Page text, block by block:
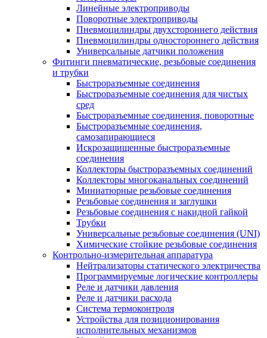
Линейные электроприводы
Поворотные электроприводы
Пневмоцилиндры двухстороннего действия
Пневмоцилиндры одностороннего действия
Универсальные датчики положения
Фитинги пневматические, резьбовые соединения
и трубки
Быстроразъемные соединения
Быстроразъемные соединения для чистых
сред
Быстроразъемные соединения, поворотные
Быстроразъемные соединения,
самозапирающиеся
Искрозащищенные быстроразъемные
соединения
Коллекторы быстроразъемных соединений
Коллекторы многоканальных соединений
Миниатюрные резьбовые соединения
Резьбовые соединения и заглушки
Резьбовые соединения с накидной гайкой
Трубки
Универсальные резьбовые соединения (UNI)
Химические стойкие резьбовые соединения
Контрольно-измерительная аппаратура
Нейтрализаторы статического электричества
Программируемые логические контроллеры
Реле и датчики давления
Реле и датчики расхода
Система термоконтроля
Устройства для позиционирования
исполнительных механизмов